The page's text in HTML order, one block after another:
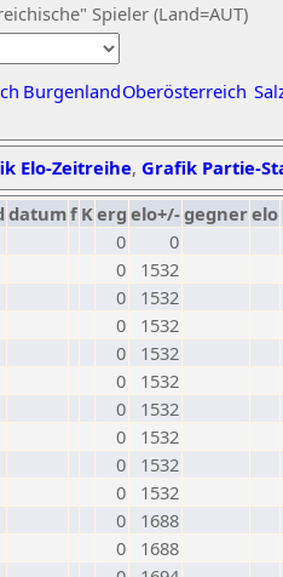
Spieler (Land=AUT)
BurgenlandOberösterreich
Elo-Zeitreihe, Grafik Partie-
datumf Kerg elo+/-gegnerelo
0
0
0
1532
0
1532
0
1532
0
1532
0
1532
0
1532
0
1532
0
1532
0
1532
0
1688
0
1688